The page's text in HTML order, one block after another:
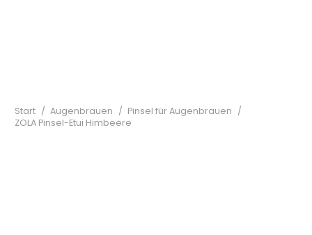
Start / Augenbrauen / Pinsel für Augenbrauen /
ZOLA Pinsel-Etui Himbeere